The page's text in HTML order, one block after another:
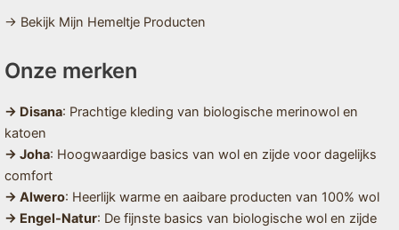
→ Bekijk Mijn Hemeltje Producten
Onze merken
→ Disana: Prachtige kleding van biologische merinowol en
katoen
→ Joha: Hoogwaardige basics van wol en zijde voor dagelijks
comfort
→ Alwero: Heerlijk warme en aaibare producten van 100% wol
→ Engel-Natur: De fijnste basics van biologische wol en zijde